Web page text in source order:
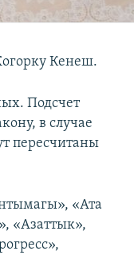
Кенеш.
Подсчет
в случае
пересчитаны
«Ата
«Азаттык»,